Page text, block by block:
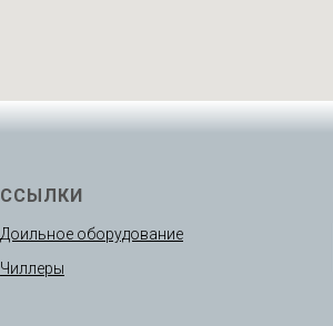
ССЫЛКИ
Доильное оборудование
Чиллеры